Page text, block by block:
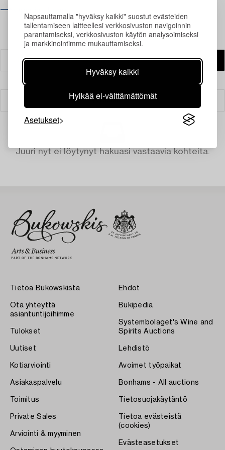
Napsauttamalla "hyväksy kaikki" suostut evästeiden
tallentamiseen laitteellesi verkkosivuston navigoinnin
parantamiseksi, verkkosivuston käytön analysoimiseksi
ja markkinointimme mukauttamiseksi.
Hyväksy kaikki
Hylkää ei-välttämättömät
Asetukset
⟶ Opening hours
Suodatin
Juuri nyt ei löytynyt hakuasi vastaavia kohteita.
Tietoa Bukowskista
Ota yhteyttä
asiantuntijoihimme
Tulokset
Uutiset
Kotiarviointi
Asiakaspalvelu
Toimitus
Private Sales
Arviointi & myyminen
Ehdot
Bukipedia
Systembolaget's Wine and
Spirits Auctions
Lehdistö
Avoimet työpaikat
Bonhams - All auctions
Tietosuojakäytäntö
Tietoa evästeistä
(cookies)
Evästeasetukset